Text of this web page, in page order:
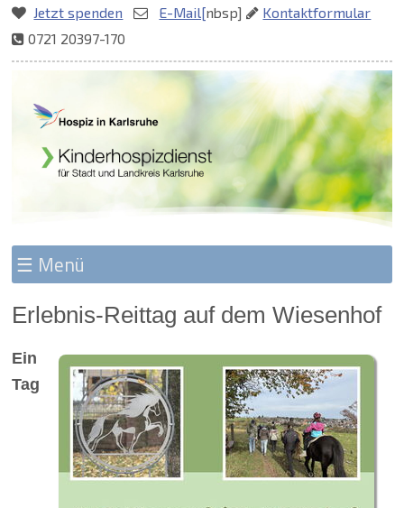
Jetzt spenden E-Mail[nbsp]
Kontaktformular
0721 20397-170
Zielseite
Erlebnis-Reittag auf dem Wiesenhof
Ein
Tag